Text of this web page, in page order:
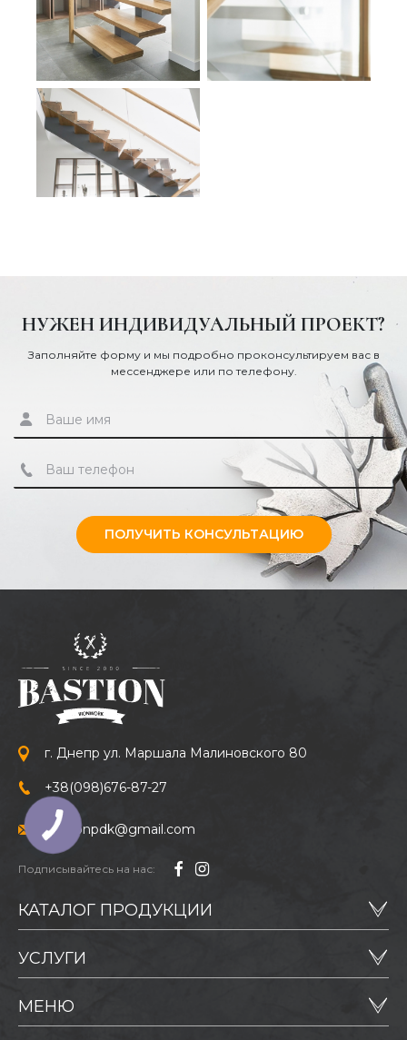
НУЖЕН ИНДИВИДУАЛЬНЫЙ ПРОЕКТ?
Заполняйте форму и мы подробно проконсультируем вас в
мессенджере или по телефону.
ПОЛУЧИТЬ КОНСУЛЬТАЦИЮ
г. Днепр ул. Маршала Малиновского 80
+38(098)676-87-27
bastionpdk@gmail.com
Подписывайтесь на нас:
КАТАЛОГ ПРОДУКЦИИ
УСЛУГИ
МЕНЮ